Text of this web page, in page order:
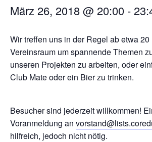
März 26, 2018 @ 20:00 -
Wir treffen uns in der Regel ab etwa
Vereinsraum um spannende Themen
unseren Projekten zu arbeiten, oder
Club Mate oder ein Bier zu trinken.
Besucher sind jederzeit willkommen!
Voranmeldung an
hilfreich, jedoch nicht nötig.